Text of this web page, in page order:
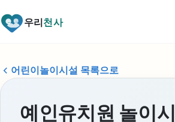
우리천사
어린이놀이시설 목록으로
예인유치원 놀이